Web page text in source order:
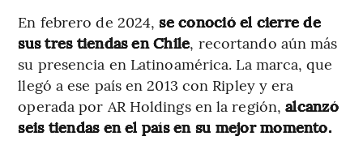
En febrero de 2024,se conoció el cierre de
sus tres tiendas en Chile, recortando aún más
su presencia en Latinoamérica. La marca, que
llegó a ese país en 2013 con Ripley y era
operada por AR Holdings en la región,alcanzó
seis tiendas en el país en su mejor momento.